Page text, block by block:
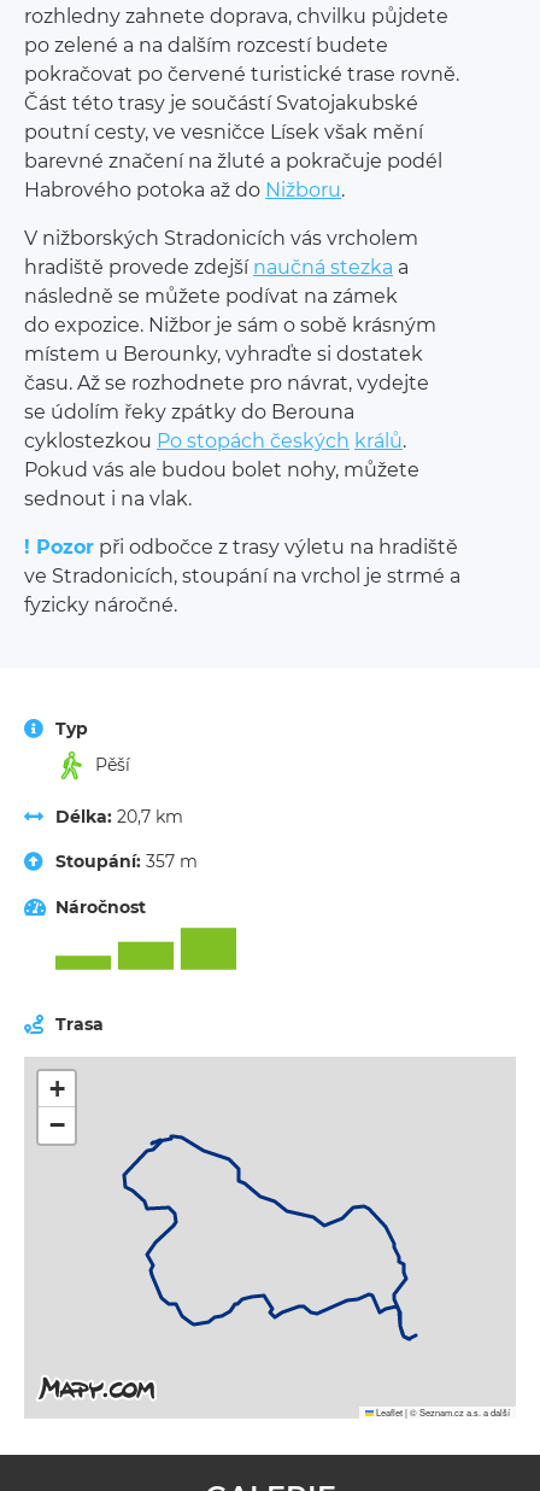
rozhledny zahnete doprava, chvilku půjdete
po zelené a na dalším rozcestí budete
pokračovat po červené turistické trase rovně.
Část této trasy je součástí Svatojakubské
poutní cesty, ve vesničce Lísek však mění
barevné značení na žluté a pokračuje podél
Habrového potoka až do Nižboru.
V nižborských Stradonicích vás vrcholem
hradiště provede zdejší naučná stezka a
následně se můžete podívat na zámek
do expozice. Nižbor je sám o sobě krásným
místem u Berounky, vyhraďte si dostatek
času. Až se rozhodnete pro návrat, vydejte
se údolím řeky zpátky do Berouna
cyklostezkou Po stopách českých králů.
Pokud vás ale budou bolet nohy, můžete
sednout i na vlak.
! Pozor při odbočce z trasy výletu na hradiště
ve Stradonicích, stoupání na vrchol je strmé a
fyzicky náročné.
Typ
Pěší
Délka: 20,7 km
Stoupání: 357 m
Náročnost
Trasa
+
−
Leaflet|© Seznam.cz a.s. a další